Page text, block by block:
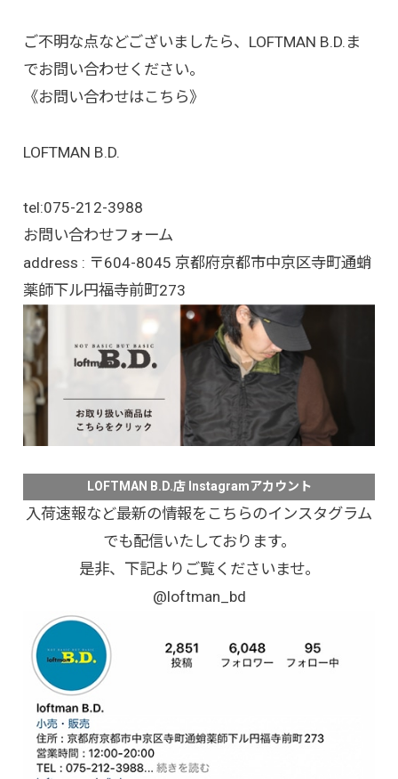
ご不明な点などございましたら、LOFTMAN B.D.ま
でお問い合わせください。
《お問い合わせはこちら》
LOFTMAN B.D.
tel:075-212-3988
お問い合わせフォーム
address : 〒604-8045 京都府京都市中京区寺町通蛸
薬師下ル円福寺前町273
LOFTMAN B.D.店 Instagramアカウント
入荷速報など最新の情報をこちらのインスタグラム
でも配信いたしております。
是非、下記よりご覧くださいませ。
@loftman_bd